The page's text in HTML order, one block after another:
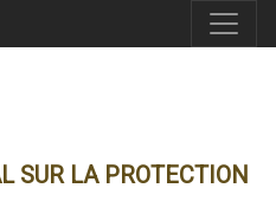
SUR LA PROTECTION